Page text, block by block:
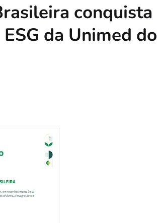
conquista
da Unimed do